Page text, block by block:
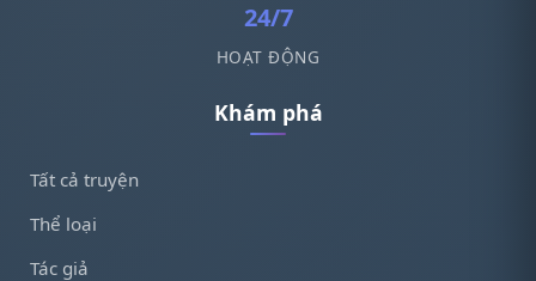
24/7
HOẠT ĐỘNG
Khám phá
Tất cả truyện
Thể loại
Tác giả